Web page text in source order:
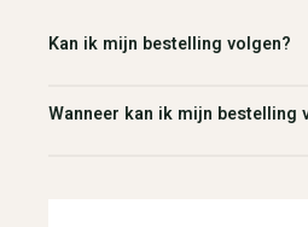
Kan ik mijn bestelling volgen?
Wanneer kan ik mijn bestelling